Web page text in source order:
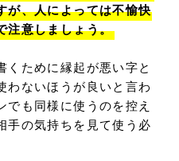
が、人によっては不愉快
注意しましょう。
くために縁起が悪い字と
わないほうが良いと言わ
も同様に使うのを控え
手の気持ちを見て使う必